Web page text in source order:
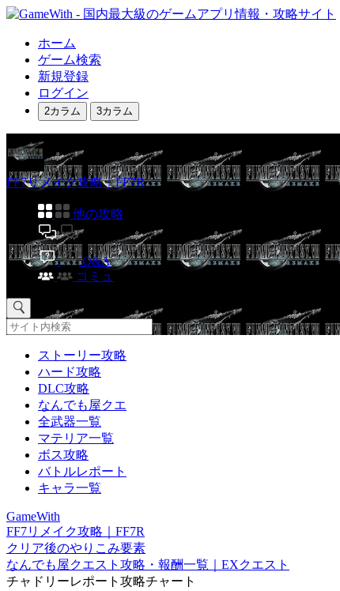
ホーム
ゲーム検索
新規登録
ログイン
2カラム 3カラム
FF7リメイク攻略｜FF7R
他の攻略
掲示板
Q&A
コミュ
ストーリー攻略
ハード攻略
DLC攻略
なんでも屋クエ
全武器一覧
マテリア一覧
ボス攻略
バトルレポート
キャラ一覧
GameWith
FF7リメイク攻略｜FF7R
クリア後のやりこみ要素
なんでも屋クエスト攻略・報酬一覧｜EXクエスト
チャドリーレポート攻略チャート